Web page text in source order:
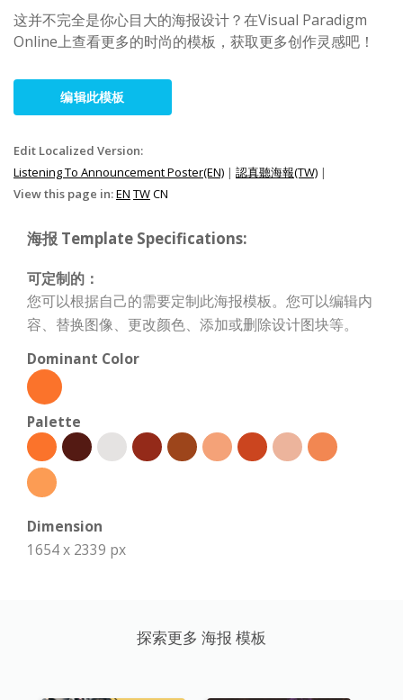
这并不完全是你心目大的海报设计？在Visual Paradigm
Online上查看更多的时尚的模板，获取更多创作灵感吧！
编辑此模板
Edit Localized Version:
Listening To Announcement Poster(EN) | 認真聽海報(TW) |
View this page in:EN TWCN
海报 Template Specifications:
可定制的：
您可以根据自己的需要定制此海报模板。您可以编辑内
容、替换图像、更改颜色、添加或删除设计图块等。
Dominant Color
Palette
Dimension
1654 x 2339 px
探索更多 海报 模板